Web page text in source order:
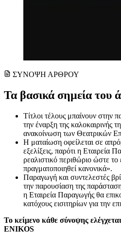
ΣΥΝΟΨΗ ΑΡΘΡΟΥ
Τα βασικά σημεία του
Τίτλοι τέλους μπαίνουν στην
την έναρξη της καλοκαιρινής
ανακοίνωση των Θεατρικών
Η ματαίωση οφείλεται σε
εξελίξεις, παρότι η Εταιρεία
ρεαλιστικό περιθώριο ώστε το
πραγματοποιηθεί κανονικά».
Παραγωγή και συντελεστές
την παρουσίαση της
η Εταιρεία Παραγωγής θα
κατόχους εισιτηρίων για την
Το κείμενο κάθε σύνοψης
ENIKOS